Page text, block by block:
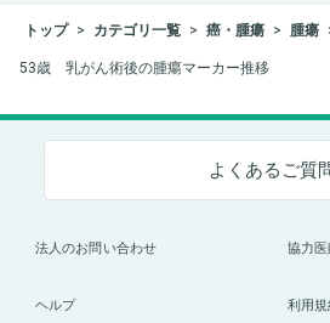
トップ カテゴリ一覧 癌・腫瘍 腫瘍
53歳 乳がん術後の腫瘍マーカー推移
よくあるご質
法人のお問い合わせ 協力
ヘルプ 利用規